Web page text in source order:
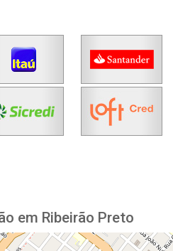
em Ribeirão Preto